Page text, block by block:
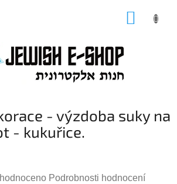
- výzdoba suky na
- kukuřice.
Podrobnosti hodnocení